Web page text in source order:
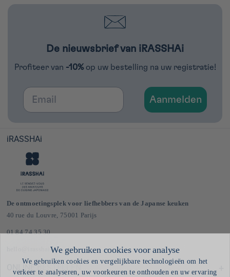
De nieuwsbrief van iRASSHAi
Profiteer van -10% op uw bestelling na uw registratie!
Email
Aanmelden
iRASSHAi
De ontmoetingsplek voor liefhebbers van de Japanse keuken
40 rue du Louvre, 75001 Parijs
01 84 74 35 30
hello@irasshai.co
ONLINE BESTELLEN